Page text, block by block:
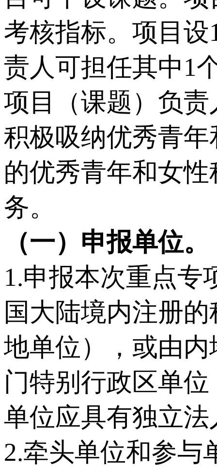
考核指标。项目
责人可担任其中1
项目（课题）负
积极吸纳优秀青
的优秀青年和女
务。
（一） 申报单位。
1.申报本次重点专
国大陆境内注册
地单位），或由
门特别行政区单
单位应具有独立
2.牵头单位和参与